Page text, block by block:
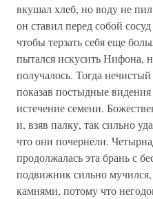
вкушал хлеб, но воду не
он ставил перед собой
чтобы терзать себя еще
пытался искусить Нифона,
получалось. Тогда
показав постыдные
истечение семени.
и, взяв палку, так сильно
что они почернели.
продолжалась эта брань с
подвижник сильно мучился,
камнями, потому что